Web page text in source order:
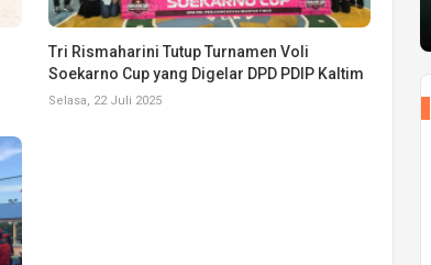
Tri Rismaharini Tutup Turnamen Voli
Soekarno Cup yang Digelar DPD PDIP Kaltim
Selasa, 22 Juli 2025